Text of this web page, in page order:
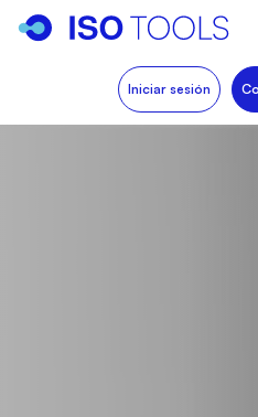
Iniciar sesión